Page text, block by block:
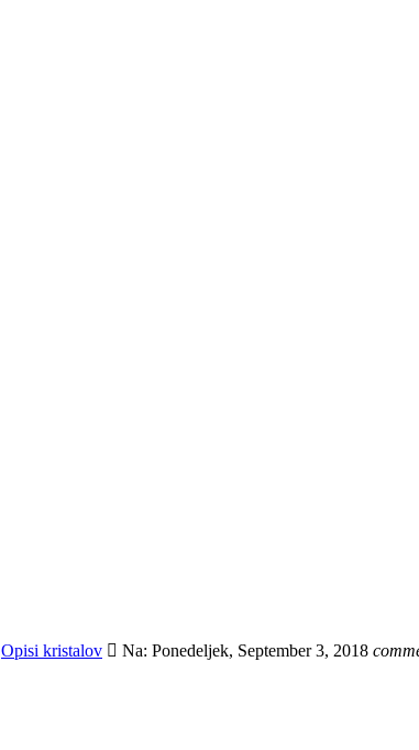
Opisi kristalov  Na: Ponedeljek, September3, 2018